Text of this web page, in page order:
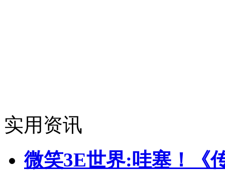
实用资讯
微笑3E世界:哇塞！《